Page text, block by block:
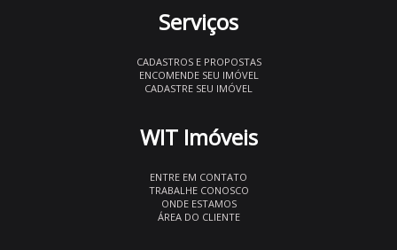
Serviços
CADASTROS E PROPOSTAS
ENCOMENDE SEU IMÓVEL
CADASTRE SEU IMÓVEL
WIT Imóveis
ENTRE EM CONTATO
TRABALHE CONOSCO
ONDE ESTAMOS
ÁREA DO CLIENTE